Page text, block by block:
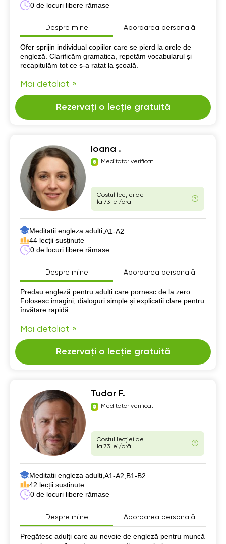
0 de locuri libere rămase
Despre mine Abordarea personală
Despre mine
Ofer sprijin individual copiilor care se pierd la orele de
engleză. Clarificăm gramatica, repetăm vocabularul și
recapitulăm tot ce s-a ratat la școală.
Mai detaliat »
Rezervați o lecție gratuită
Ioana .
Meditator verificat
Costul lecției de
la 73 lei/oră
Meditatii engleza adulti, А1-А2
44 lecții susținute
0 de locuri libere rămase
Despre mine Abordarea personală
Despre mine
Predau engleză pentru adulți care pornesc de la zero.
Folosesc imagini, dialoguri simple și explicații clare pentru
învățare rapidă.
Mai detaliat »
Rezervați o lecție gratuită
Tudor F.
Meditator verificat
Costul lecției de
la 73 lei/oră
Meditatii engleza adulti, А1-А2, B1-B2
42 lecții susținute
0 de locuri libere rămase
Despre mine Abordarea personală
Despre mine
Pregătesc adulți care au nevoie de engleză pentru muncă